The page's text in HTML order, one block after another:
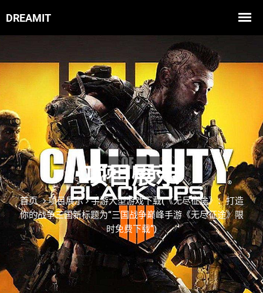
项目展示
首页 项目展示
手游大型游戏下载(《无尽征途》：打造
你的战争三国新标题为“三国战争巅峰手游《无尽征途》限
时免费下载”)